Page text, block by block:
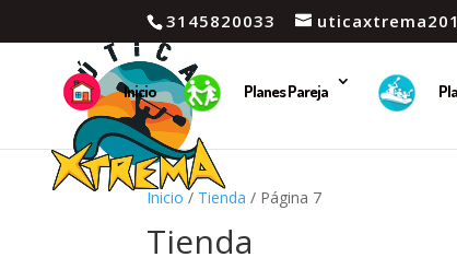
3145820033
Inicio Planes Pareja
Inicio / Tienda / Página 7
Tienda